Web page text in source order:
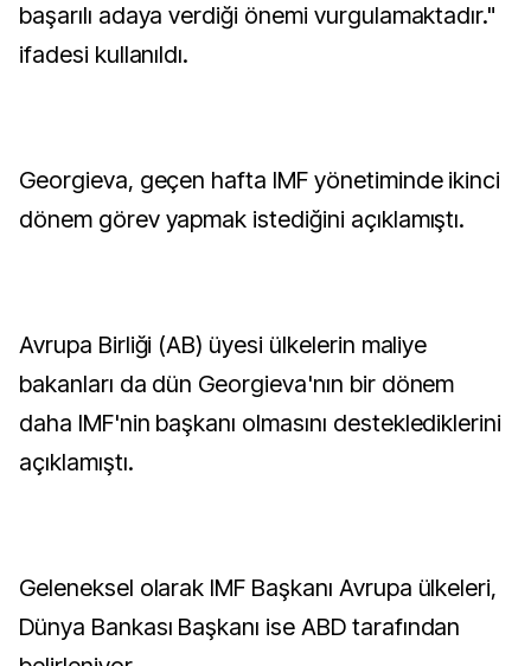
başarılı adaya verdiği önemi vurgulamaktadır."
ifadesi kullanıldı.
Georgieva, geçen hafta IMF yönetiminde ikinci
dönem görev yapmak istediğini açıklamıştı.
Avrupa Birliği (AB) üyesi ülkelerin maliye
bakanları da dün Georgieva'nın bir dönem
daha IMF'nin başkanı olmasını desteklediklerini
açıklamıştı.
Geleneksel olarak IMF Başkanı Avrupa ülkeleri,
Dünya Bankası Başkanı ise ABD tarafından